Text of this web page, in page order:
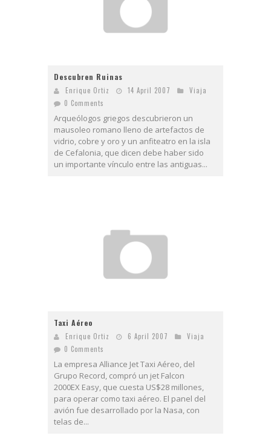
Descubren Ruinas
Enrique Ortiz 14 April 2007
Viaja
0 Comments
Arqueólogos griegos descubrieron un
mausoleo romano lleno de artefactos de
vidrio, cobre y oro y un anfiteatro en la isla
de Cefalonia, que dicen debe haber sido
un importante vínculo entre las antiguas...
Taxi Aéreo
Enrique Ortiz 6 April 2007
Viaja
0 Comments
La empresa Alliance Jet Taxi Aéreo, del
Grupo Record, compró un jet Falcon
2000EX Easy, que cuesta US$28 millones,
para operar como taxi aéreo. El panel del
avión fue desarrollado por la Nasa, con
telas de...